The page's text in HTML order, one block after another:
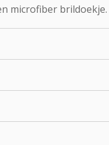
microfiber brildoekje.